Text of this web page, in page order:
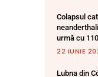
Colapsul
urmă cu
22 IUNIE
Lubna din